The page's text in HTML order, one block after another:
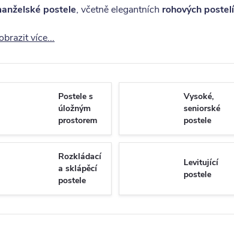
postele, včetně elegantních rohových postelí
více...
Postele s
úložným
prostorem
Vysoké,
seniorské
postele
Rozkládací
a sklápěcí
postele
Levitující
postele